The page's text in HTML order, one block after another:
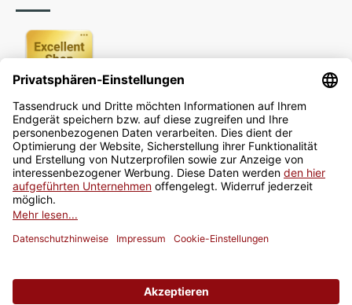
Newsletter